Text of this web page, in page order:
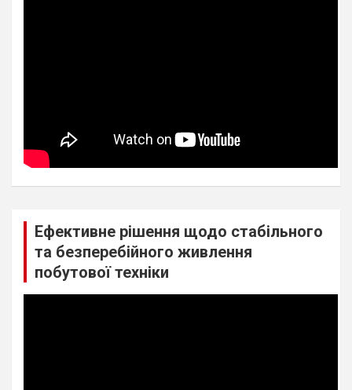
Ефективне рішення щодо стабільного
та безперебійного живлення
побутової техніки